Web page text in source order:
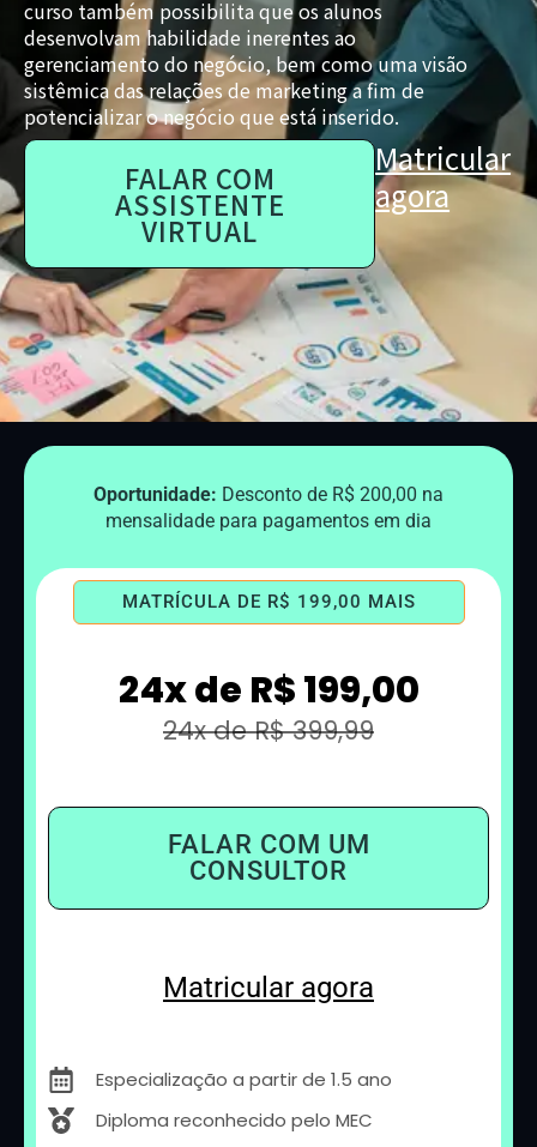
curso também possibilita que os alunos
desenvolvam habilidade inerentes ao
gerenciamento do negócio, bem como uma visão
sistêmica das relações de marketing a fim de
potencializar o negócio que está inserido.
FALAR COM
ASSISTENTE
VIRTUAL
Matricular
agora
Oportunidade: Desconto de R$ 200,00 na
mensalidade para pagamentos em dia
MATRÍCULA DE R$ 199,00 MAIS
24x de R$ 199,00
24x de R$ 399,99
FALAR COM UM
CONSULTOR
Matricular agora
Especialização a partir de 1.5 ano
Diploma reconhecido pelo MEC